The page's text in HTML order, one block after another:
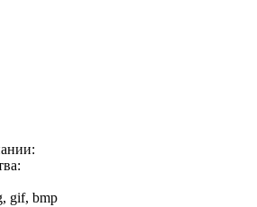
gif, bmp